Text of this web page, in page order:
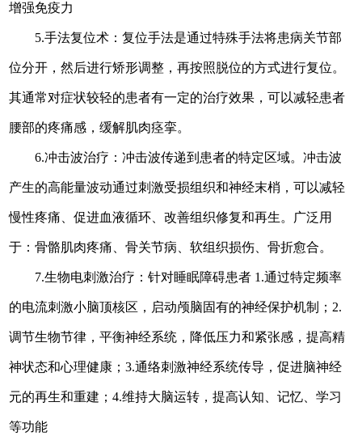
增强免疫力
5.手法复位术：复位手法是通过特殊手法将患病关节部
位分开，然后进行矫形调整，再按照脱位的方式进行复位。
其通常对症状较轻的患者有一定的治疗效果，可以减轻患者
腰部的疼痛感，缓解肌肉痉挛。
6.冲击波治疗：冲击波传递到患者的特定区域。冲击波
产生的高能量波动通过刺激受损组织和神经末梢，可以减轻
慢性疼痛、促进血液循环、改善组织修复和再生。广泛用
于：骨骼肌肉疼痛、骨关节病、软组织损伤、骨折愈合。
7.生物电刺激治疗 ：针对睡眠障碍患者 1.通过特定频率
的电流刺激小脑顶核区，启动颅脑固有的神经保护机制；2.
调节生物节律，平衡神经系统，降低压力和紧张感，提高精
神状态和心理健康；3.通络刺激神经系统传导，促进脑神经
元的再生和重建；4.维持大脑运转，提高认知、记忆、学习
等功能